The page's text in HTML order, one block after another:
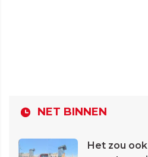
NET BINNEN
Het zou